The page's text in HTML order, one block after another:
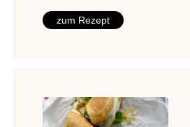
zum Rezept